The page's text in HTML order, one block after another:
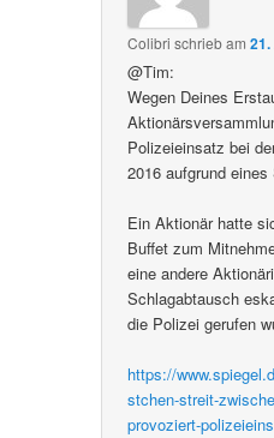
Colibri schriebam
@Tim:
Wegen Deines
Polizeieinsatz bei
2016 aufgrund
Ein Aktionär hatte
Buffet zum
eine andere
Schlagabtausch
die Polizei gerufen
https://
stchen-streit-
provoziert-